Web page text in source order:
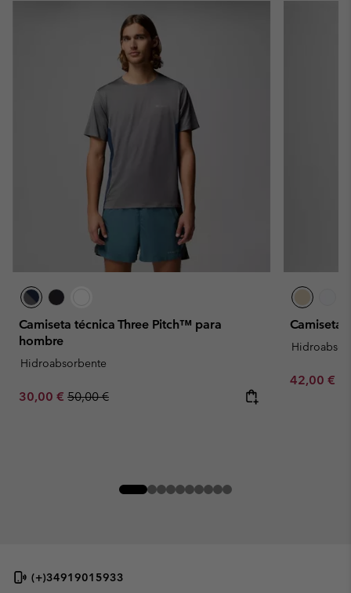
Camiseta técnica Three Pitch™ para
hombre
Hidroabsorbente
Sale price:
30,00 € Regular price:
50,00 €
Camiseta
Minimum
42,00 €
(+)34919015933